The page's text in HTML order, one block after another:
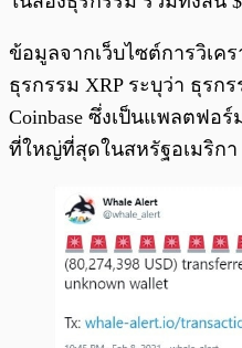
ข้อมูลจากเว็บไซต์การวิเค
ธุรกรรม XRP ระบุว่า ธุรก
Coinbase ซึ่งเป็นแพลตฟอ
ที่ใหญ่ที่สุดในสหรัฐอเมริกา